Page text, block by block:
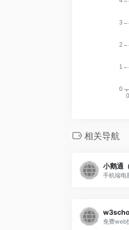
相关导航
小鹅通
手机端电
免费web